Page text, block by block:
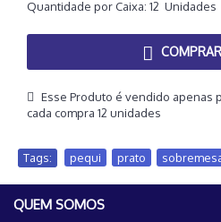
Quantidade por Caixa: 12 Unidades
Esse Produto é vendido apenas
cada compra 12 unidades
Tags: pequi prato
QUEM SOMOS